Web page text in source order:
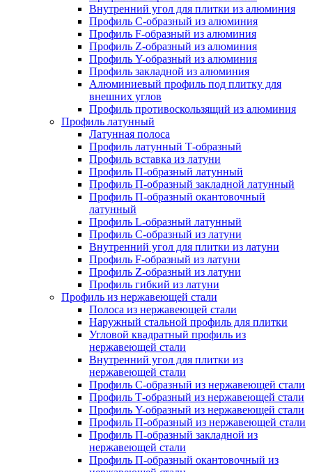
Внутренний угол для плитки из алюминия
Профиль C-образный из алюминия
Профиль F-образный из алюминия
Профиль Z-образный из алюминия
Профиль Y-образный из алюминия
Профиль закладной из алюминия
Алюминиевый профиль под плитку для
внешних углов
Профиль противоскользящий из алюминия
Профиль латунный
Латунная полоса
Профиль латунный Т-образный
Профиль вставка из латуни
Профиль П-образный латунный
Профиль П-образный закладной латунный
Профиль П-образный окантовочный
латунный
Профиль L-образный латунный
Профиль C-образный из латуни
Внутренний угол для плитки из латуни
Профиль F-образный из латуни
Профиль Z-образный из латуни
Профиль гибкий из латуни
Профиль из нержавеющей стали
Полоса из нержавеющей стали
Наружный стальной профиль для плитки
Угловой квадратный профиль из
нержавеющей стали
Внутренний угол для плитки из
нержавеющей стали
Профиль C-образный из нержавеющей стали
Профиль Т-образный из нержавеющей стали
Профиль Y-образный из нержавеющей стали
Профиль П-образный из нержавеющей стали
Профиль П-образный закладной из
нержавеющей стали
Профиль П-образный окантовочный из